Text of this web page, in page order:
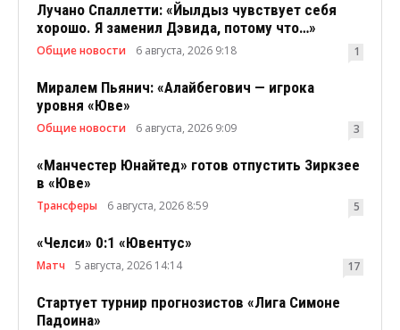
Лучано Спаллетти: «Йылдыз чувствует себя
хорошо. Я заменил Дэвида, потому что…»
Общие новости 6 августа, 2026 9:18 1
Миралем Пьянич: «Алайбегович — игрока
уровня «Юве»
Общие новости 6 августа, 2026 9:09 3
«Манчестер Юнайтед» готов отпустить Зиркзее
в «Юве»
Трансферы 6 августа, 2026 8:59 5
«Челси» 0:1 «Ювентус»
Матч 5 августа, 2026 14:14 17
Стартует турнир прогнозистов «Лига Симоне
Падоина»